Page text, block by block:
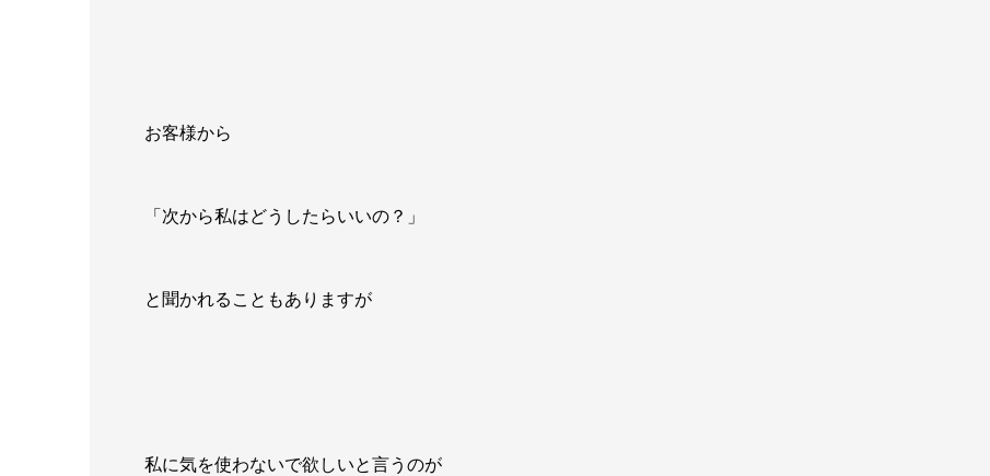
お客様から
「次から私はどうしたらいいの？」
と聞かれることもありますが
私に気を使わないで欲しいと言うのが